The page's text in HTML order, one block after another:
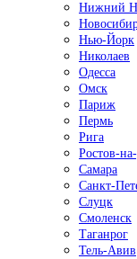
Нижний
Нью-Йорк
Николаев
Одесса
Омск
Париж
Пермь
Рига
Ростов-
Самара
Санкт-
Слуцк
Смоленск
Таганрог
Тель-Авив